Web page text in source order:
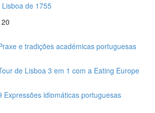
de 1755
e tradições académicas portuguesas
de Lisboa 3 em 1 com a Eating Europe
Expressões idiomáticas portuguesas